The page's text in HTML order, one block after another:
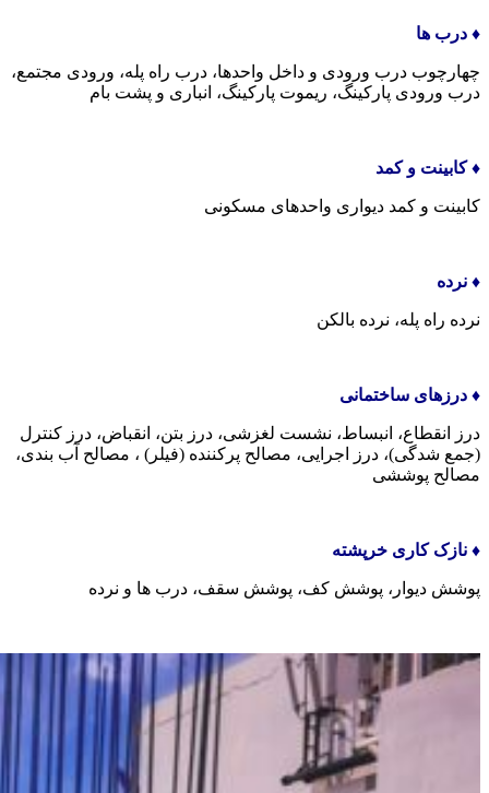
♦️ درب ها
چهارچوب درب ورودی و داخل واحدها، درب راه پله، ورودی مجتمع،
درب ورودی پارکینگ، ریموت پارکینگ، انباری و پشت بام
♦️ کابینت و کمد
کابینت و کمد دیواری واحدهای مسکونی
♦️ نرده
نرده راه پله، نرده بالکن
♦️ درزهای ساختمانی
درز انقطاع، انبساط، نشست لغزشی، درز بتن، انقباض، درز کنترل
(جمع شدگی)، درز اجرایی، مصالح پرکننده (فیلر) ، مصالح آب بندی،
مصالح پوششی
♦️ نازک کاری خرپشته
پوشش دیوار، پوشش کف، پوشش سقف، درب ها و نرده